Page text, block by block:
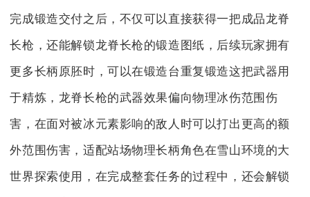
完成锻造交付之后，不仅可以直接获得一把成品龙脊
长枪，还能解锁龙脊长枪的锻造图纸，后续玩家拥有
更多长柄原胚时，可以在锻造台重复锻造这把武器用
于精炼，龙脊长枪的武器效果偏向物理冰伤范围伤
害，在面对被冰元素影响的敌人时可以打出更高的额
外范围伤害，适配站场物理长柄角色在雪山环境的大
世界探索使用，在完成整套任务的过程中，还会解锁